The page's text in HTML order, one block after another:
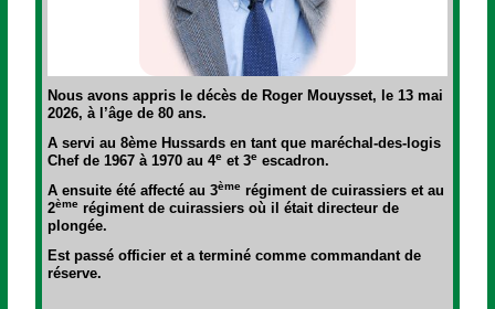
Nous avons appris le décès de Roger Mouysset, le 13 mai
2026, à l’âge de 80 ans.
A servi au 8ème Hussards en tant que maréchal-des-logis
Chef de 1967 à 1970 au 4e et 3e escadron.
A ensuite été affecté au 3ème régiment de cuirassiers et au
2ème régiment de cuirassiers où il était directeur de
plongée.
Est passé officier et a terminé comme commandant de
réserve.